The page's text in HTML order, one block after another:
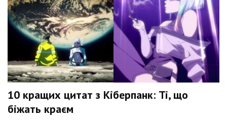
10 кращих цитат з Кіберпанк: Ті, що
біжать краєм